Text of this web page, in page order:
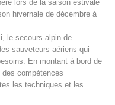
lors de la saison estivale
hivernale de décembre à
le secours alpin de
sauveteurs aériens qui
En montant à bord de
des compétences
les techniques et les